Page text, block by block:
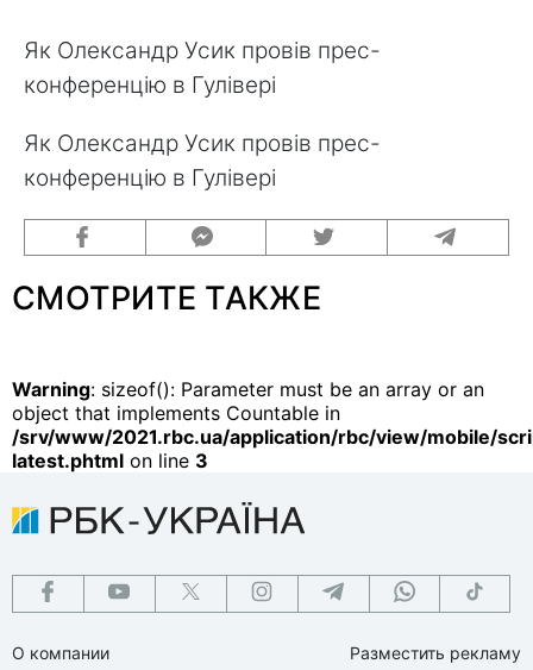
Як Олександр Усик провів прес-
конференцію в Гулівері
Як Олександр Усик провів прес-
конференцію в Гулівері
СМОТРИТЕ ТАКЖЕ
Warning: sizeof(): Parameter must be an array or an
object that implements Countable in
/srv/www/2021.rbc.ua/application/rbc/view/mobile/
latest.phtml on line 3
О компании
Разместить рекламу